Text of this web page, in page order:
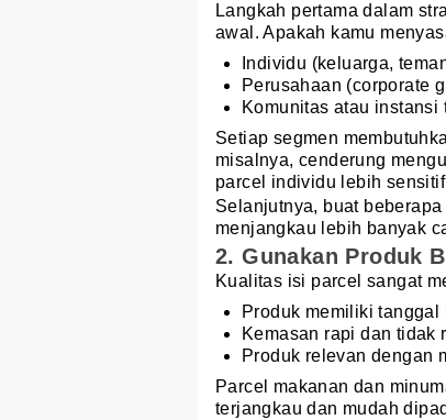
Langkah pertama dalam
awal. Apakah kamu
Individu (keluarga,
Perusahaan (corporate
Komunitas atau instansi
Setiap segmen
misalnya, cenderung
parcel individu lebih
Selanjutnya, buat
menjangkau lebih banyak
2. Gunakan Produk
Kualitas isi parcel sangat
Produk memiliki
Kemasan rapi dan tidak
Produk relevan dengan
Parcel makanan dan
terjangkau dan mudah